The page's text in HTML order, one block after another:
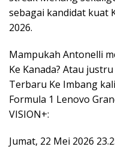
sebagai kandidat kuat
2026.
Mampukah Antonelli
Ke Kanada? Atau
Terbaru Ke Imbang
Formula 1 Lenovo
VISION+:
Jumat, 22 Mei 2026